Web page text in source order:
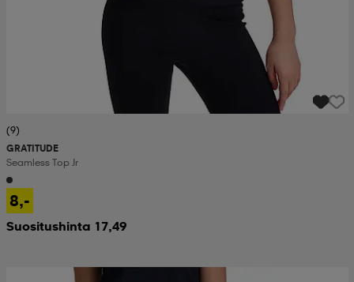
(9)
GRATITUDE
Seamless Top Jr
8,-
Suositushinta 17,49